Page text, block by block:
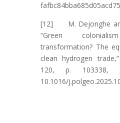
[12] M. Dejonghe
“Green
transformation? The
clean hydrogen
120, p. 103338,
10.1016/